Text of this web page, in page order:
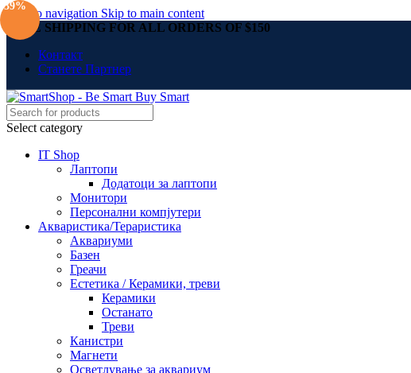
Skip to navigation Skip to main content
FREE SHIPPING FOR ALL ORDERS OF $150
Контакт
Станете Партнер
Select category
IT Shop
Лаптопи
Додатоци за лаптопи
Монитори
Персонални компјутери
Акваристика/Тераристика
Аквариуми
Базен
Греачи
Естетика / Керамики, треви
Керамики
Останато
Треви
Канистри
Магнети
Осветлување за аквариум
-39%